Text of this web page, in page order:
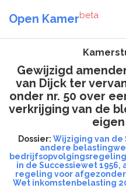
Open Kamerbeta
Gewijzigd
van Dijck ter
onder nr. 50 over
verkrijging van de
Dossier: Wijziging van de
andere
in de Successiewet
regeling voor
Wet inkomstenbelasting